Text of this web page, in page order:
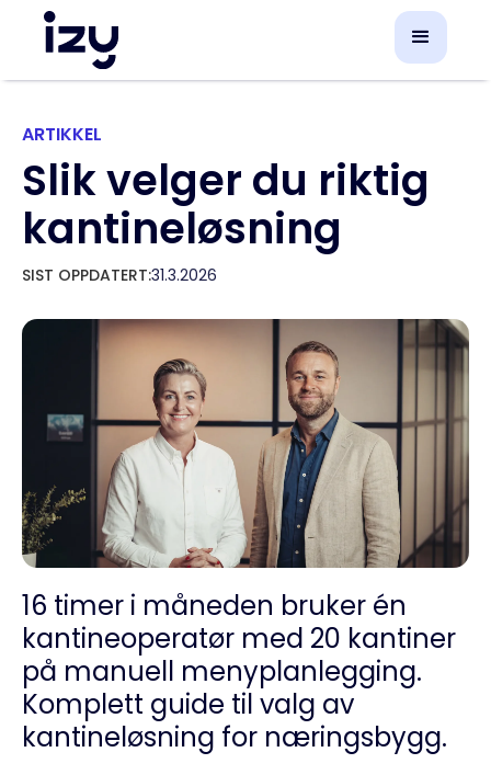
ARTIKKEL
Slik velger du riktig
kantineløsning
SIST OPPDATERT:31.3.2026
16 timer i måneden bruker én
kantineoperatør med 20 kantiner
på manuell menyplanlegging.
Komplett guide til valg av
kantineløsning for næringsbygg.